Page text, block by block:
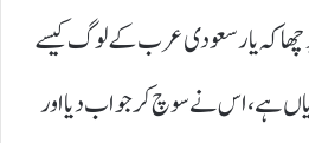
کہ یار سعودی عرب کے لوگ کیسے
ہے، اس نے سوچ کر جواب دیا اور